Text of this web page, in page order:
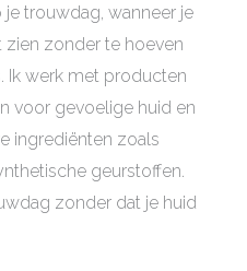
trouwdag, wanneer je
zonder te hoeven
Ik werk met producten
voor gevoelige huid en
ingrediënten zoals
geurstoffen.
zonder dat je huid